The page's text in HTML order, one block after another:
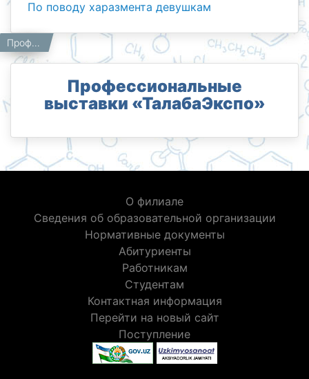
По поводу харазмента девушкам
Главная
Студентам
Шаг в будущее Профессиональные выставки «ТалабаЭкспо»
Профессиональные
выставки «ТалабаЭкспо»
О филиале
Сведения об образовательной организации
Нормативные документы
Абитуриенты
Работникам
Студентам
Контактная информация
Перейти на новый сайт
Поступление